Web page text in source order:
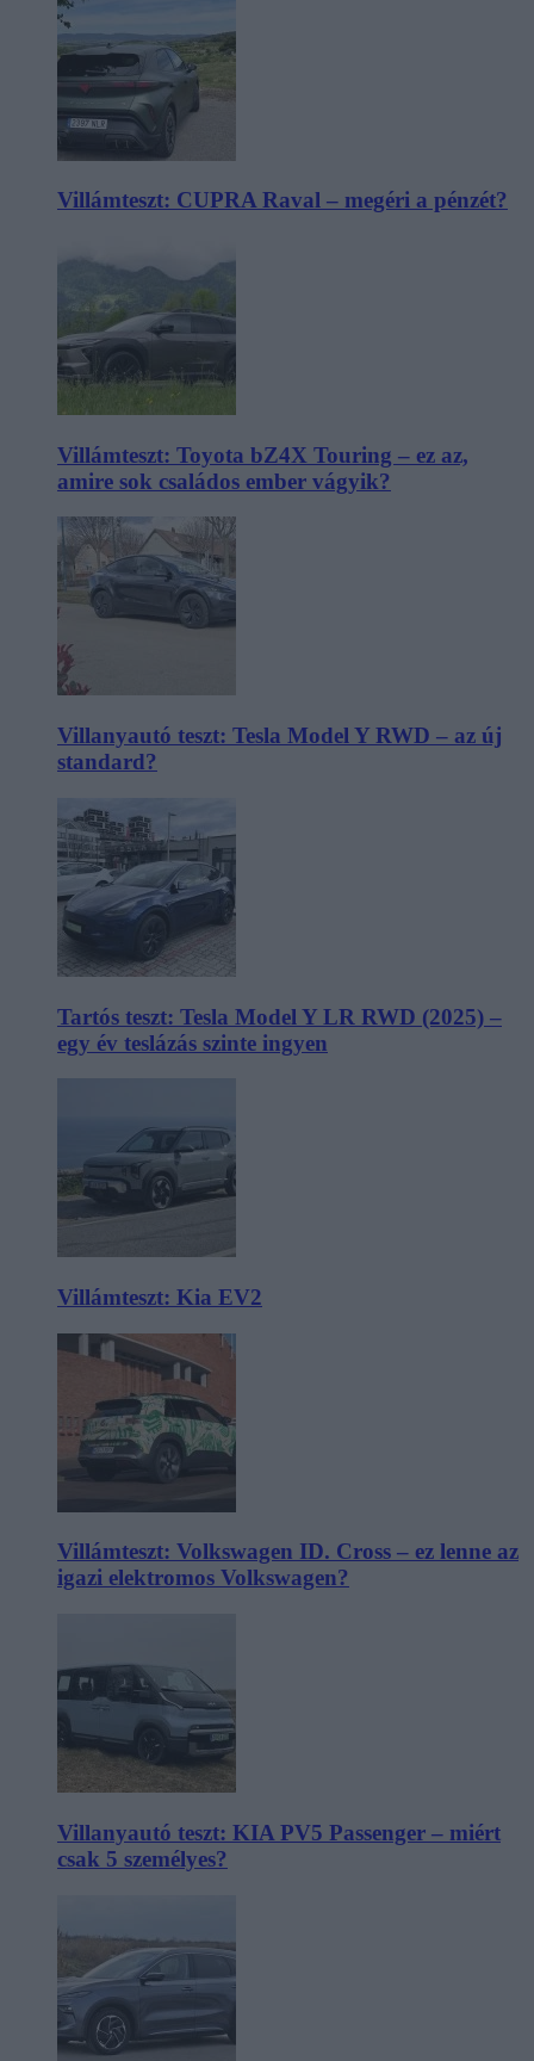
Villámteszt: CUPRA Raval – megéri a pénzét?
Villámteszt: Toyota bZ4X Touring – ez az,
amire sok családos ember vágyik?
Villanyautó teszt: Tesla Model Y RWD – az új
standard?
Tartós teszt: Tesla Model Y LR RWD (2025) –
egy év teslázás szinte ingyen
Villámteszt: Kia EV2
Villámteszt: Volkswagen ID. Cross – ez lenne az
igazi elektromos Volkswagen?
Villanyautó teszt: KIA PV5 Passenger – miért
csak 5 személyes?